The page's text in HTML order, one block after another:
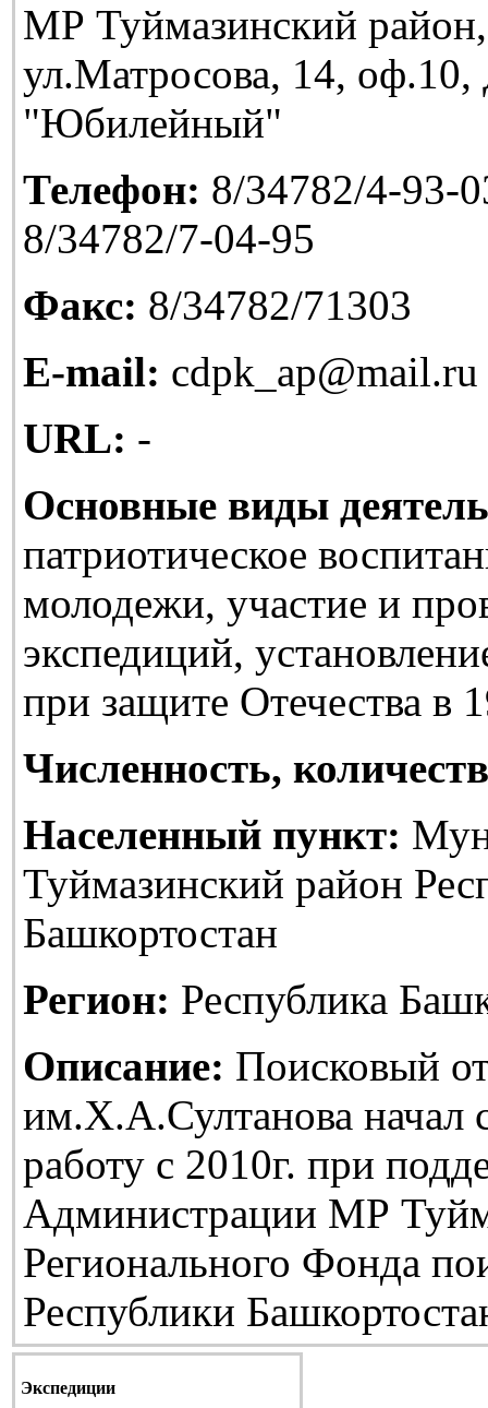
МР Туймазинский
ул.Матросова, 14,
"Юбилейный"
Телефон: 8/34782/4-93-
8/34782/7-04-95
Факс: 8/34782/71303
E-mail: cdpk_ap@mail.ru
URL: -
Основные виды
патриотическое
молодежи, участие и
экспедиций,
при защите Отечества в
Численность,
Населенный пункт:
Туймазинский район
Башкортостан
Регион: Республика
Описание: Поисковый
им.Х.А.Султанова начал
работу с 2010г. при
Администрации МР
Регионального Фонда
Республики
Экспедиции